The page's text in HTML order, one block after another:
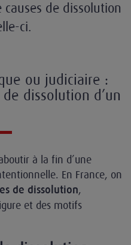
de dissolution
ci.
ou judiciaire :
dissolution d’un
à la fin d’une
En France, on
de dissolution,
et des motifs